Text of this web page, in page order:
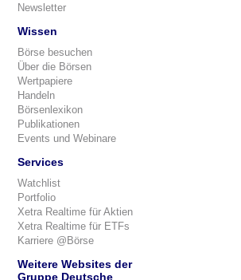
Newsletter
Wissen
Börse besuchen
Über die Börsen
Wertpapiere
Handeln
Börsenlexikon
Publikationen
Events und Webinare
Services
Watchlist
Portfolio
Xetra Realtime für Aktien
Xetra Realtime für ETFs
Karriere @Börse
Weitere Websites der
Gruppe Deutsche